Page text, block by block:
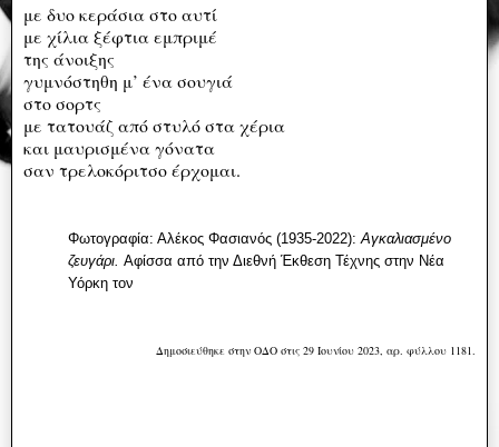
με δυο κεράσια στο αυτί
με χίλια ξέφτια εμπριμέ
της άνοιξης
γυμνόστηθη μ’ ένα σουγιά
στο σορτς
με τατουάζ από στυλό στα χέρια
και μαυρισμένα γόνατα
σαν τρελοκόριτσο έρχομαι.
Φωτογραφία: Αλέκος Φασιανός (1935-2022): Αγκαλιασμένο
ζευγάρι. Αφίσσα από την Διεθνή Έκθεση Τέχνης στην Νέα
Υόρκη τον
Δημοσιεύθηκε στην ΟΔΟ στις 29 Ιουνίου 2023, αρ. φύλλου 1181.